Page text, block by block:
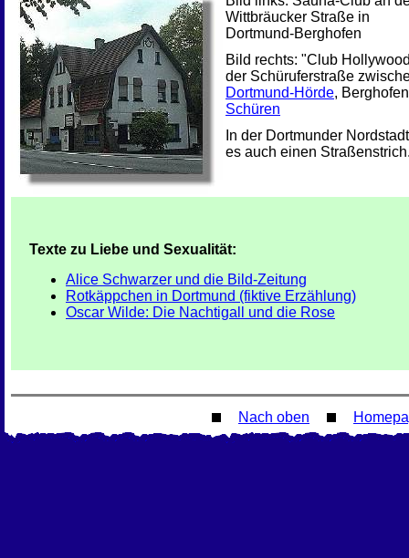
Wittbräucker Straße in
Dortmund-Berghofen
Bild rechts: "Club
der Schüruferstraße
Dortmund-Hörde,
Schüren
In der Dortmunder
es auch einen
Texte zu Liebe und Sexualität:
Alice Schwarzer und die Bild-Zeitung
Rotkäppchen in Dortmund (fiktive Erzählung)
Oscar Wilde: Die Nachtigall und die Rose
Nach oben